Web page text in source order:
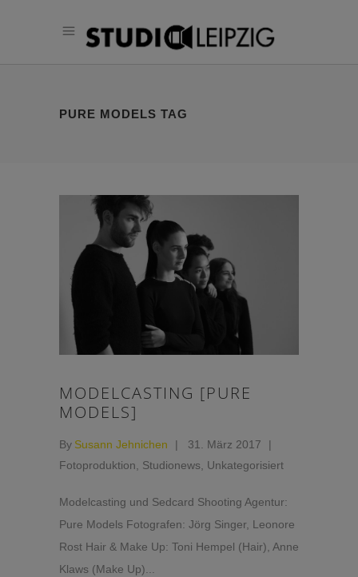
PURE MODELS TAG
MODELCASTING [PURE
MODELS]
By Susann Jehnichen
31. März 2017
Fotoproduktion, Studionews, Unkategorisiert
Modelcasting und Sedcard Shooting Agentur:
Pure Models Fotografen: Jörg Singer, Leonore
Rost Hair & Make Up: Toni Hempel (Hair), Anne
Klaws (Make Up)